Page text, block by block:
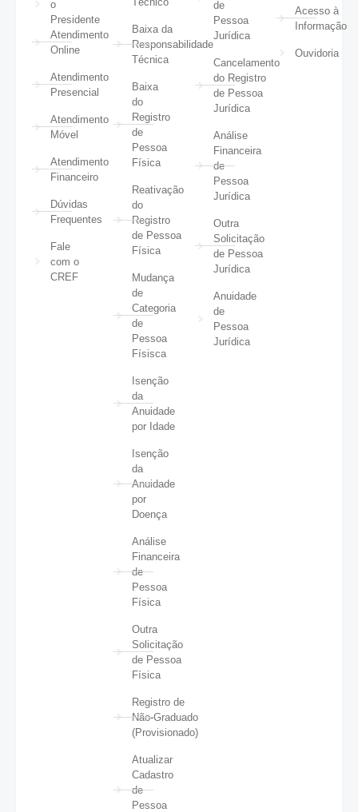
o
Presidente
Atendimento
Online
Atendimento
Presencial
Atendimento
Móvel
Atendimento
Financeiro
Dúvidas
Frequentes
Fale
com o
CREF
Baixa da
Responsabilidade
Técnica
Baixa
do
Registro
de
Pessoa
Física
Reativação
do
Registro
de Pessoa
Física
Mudança
de
Categoria
de
Pessoa
Físisca
Isenção
da
Anuidade
por Idade
Isenção
da
Anuidade
por
Doença
Análise
Financeira
de
Pessoa
Física
Outra
Solicitação
de Pessoa
Física
Registro de
Não-Graduado
(Provisionado)
Atualizar
Cadastro
de
Pessoa
de
Pessoa
Jurídica
Cancelamento
do Registro
de Pessoa
Jurídica
Análise
Financeira
de
Pessoa
Jurídica
Outra
Solicitação
de Pessoa
Jurídica
Anuidade
de
Pessoa
Jurídica
Acesso à
Informação
Ouvidoria